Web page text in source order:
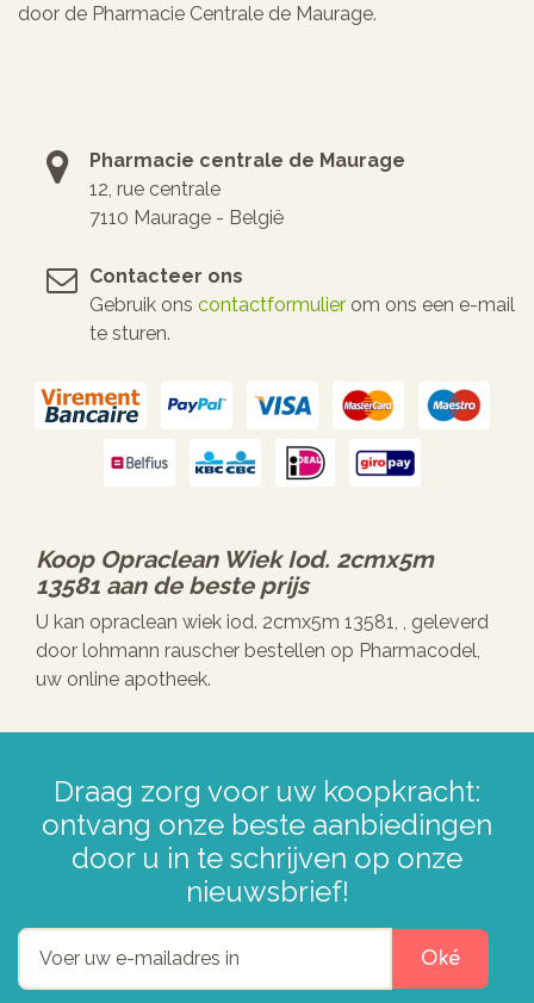
door de Pharmacie Centrale de Maurage.
Pharmacie centrale de Maurage
12, rue centrale
7110 Maurage - België
Contacteer ons
Gebruik ons contactformulier om ons een e-mail
te sturen.
Koop Opraclean Wiek Iod. 2cmx5m
13581 aan de beste prijs
U kan opraclean wiek iod. 2cmx5m 13581, , geleverd
door lohmann rauscher bestellen op Pharmacodel,
uw online apotheek.
Draag zorg voor uw koopkracht:
ontvang onze beste aanbiedingen
door u in te schrijven op onze
nieuwsbrief!
Oké